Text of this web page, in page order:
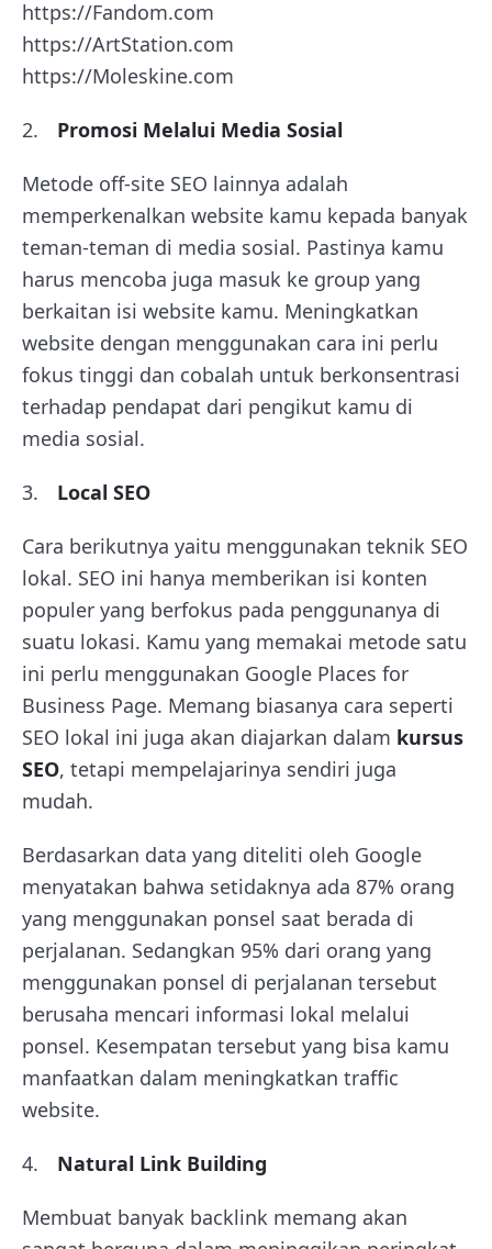
https://Fandom.com
https://ArtStation.com
https://Moleskine.com
Promosi Melalui Media Sosial
Metode off-site SEO lainnya adalah
memperkenalkan website kamu kepada banyak
teman-teman di media sosial. Pastinya kamu
harus mencoba juga masuk ke group yang
berkaitan isi website kamu. Meningkatkan
website dengan menggunakan cara ini perlu
fokus tinggi dan cobalah untuk berkonsentrasi
terhadap pendapat dari pengikut kamu di
media sosial.
Local SEO
Cara berikutnya yaitu menggunakan teknik SEO
lokal. SEO ini hanya memberikan isi konten
populer yang berfokus pada penggunanya di
suatu lokasi. Kamu yang memakai metode satu
ini perlu menggunakan Google Places for
Business Page. Memang biasanya cara seperti
SEO lokal ini juga akan diajarkan dalam kursus
SEO, tetapi mempelajarinya sendiri juga
mudah.
Berdasarkan data yang diteliti oleh Google
menyatakan bahwa setidaknya ada 87% orang
yang menggunakan ponsel saat berada di
perjalanan. Sedangkan 95% dari orang yang
menggunakan ponsel di perjalanan tersebut
berusaha mencari informasi lokal melalui
ponsel. Kesempatan tersebut yang bisa kamu
manfaatkan dalam meningkatkan traffic
website.
Natural Link Building
Membuat banyak backlink memang akan